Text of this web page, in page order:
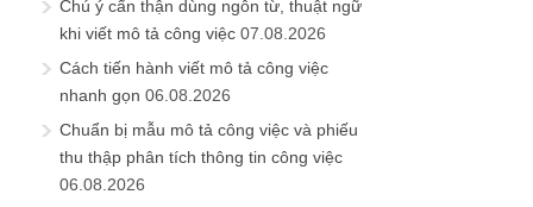
Chú ý cẩn thận dùng ngôn từ, thuật ngữ
khi viết mô tả công việc 07.08.2026
Cách tiến hành viết mô tả công việc
nhanh gọn 06.08.2026
Chuẩn bị mẫu mô tả công việc và phiếu
thu thập phân tích thông tin công việc
06.08.2026